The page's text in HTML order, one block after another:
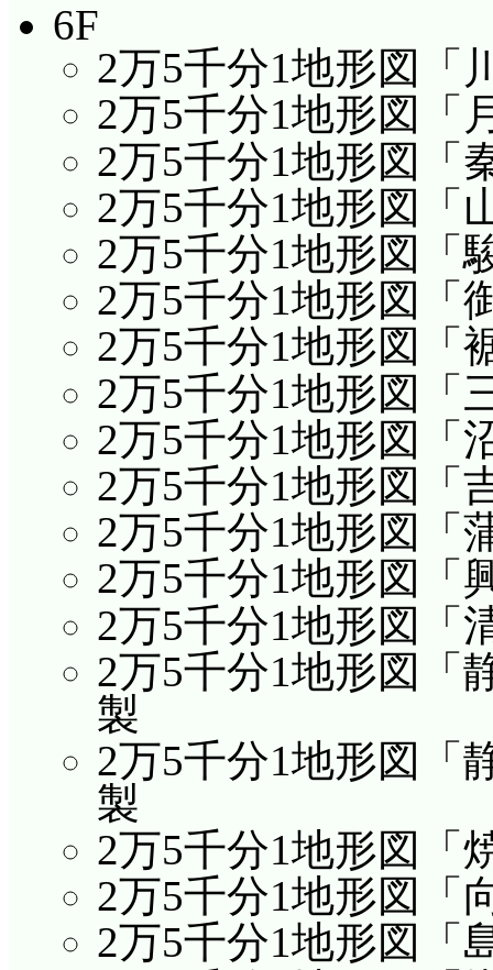
6F
2万5千分1地形図「
2万5千分1地形図「
2万5千分1地形図「
2万5千分1地形図「
2万5千分1地形図「
2万5千分1地形図「
2万5千分1地形図「
2万5千分1地形図「
2万5千分1地形図「
2万5千分1地形図「
2万5千分1地形図「
2万5千分1地形図「
2万5千分1地形図「
2万5千分1地形図「
製
2万5千分1地形図「
製
2万5千分1地形図「
2万5千分1地形図「
2万5千分1地形図「